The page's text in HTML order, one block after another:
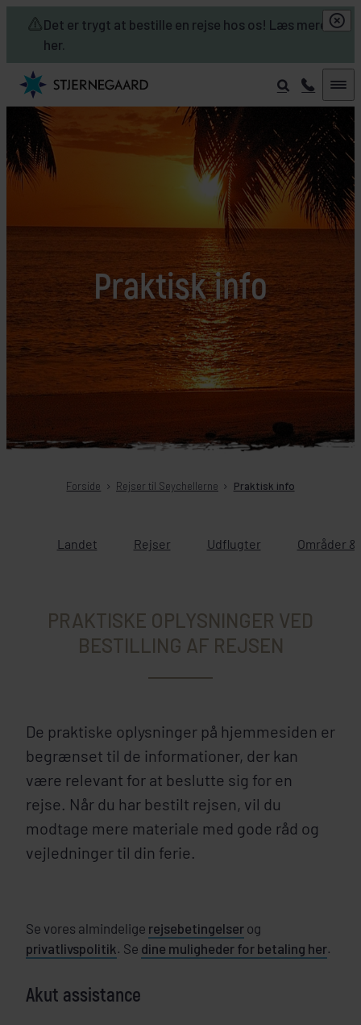
Det er trygt at bestille en rejse hos os! Læs mere
her.
Skip to main content
Praktisk info
Forside Rejser til Seychellerne Praktisk info
Landet Rejser Udflugter Områder &
PRAKTISKE OPLYSNINGER VED
BESTILLING AF REJSEN
De praktiske oplysninger på hjemmesiden er
begrænset til de informationer, der kan
være relevant for at beslutte sig for en
rejse. Når du har bestilt rejsen, vil du
modtage mere materiale med gode råd og
vejledninger til din ferie.
Se vores almindelige rejsebetingelser og
privatlivspolitik. Se dine muligheder for betaling her.
Akut assistance